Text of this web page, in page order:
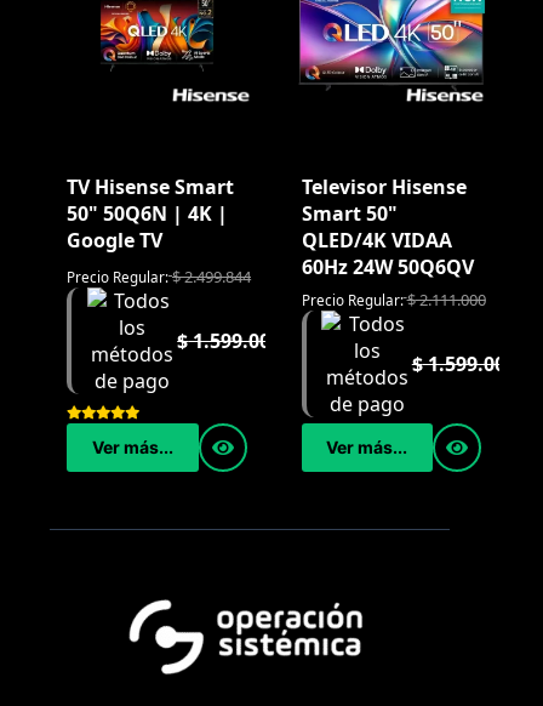
TV Hisense Smart
50" 50Q6N | 4K |
Google TV
Precio Regular:$2.499.844
$1.599.000
Ver más...
Televisor Hisense
Smart 50"
QLED/4K VIDAA
60Hz 24W 50Q6QV
Precio Regular:$2.111.000
$1.599.000
Ver más...